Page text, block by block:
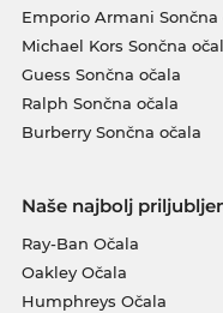
Emporio Armani Sončna
Michael Kors Sončna
Guess Sončna očala
Ralph Sončna očala
Burberry Sončna očala
Naše najbolj
Ray-Ban Očala
Oakley Očala
Humphreys Očala